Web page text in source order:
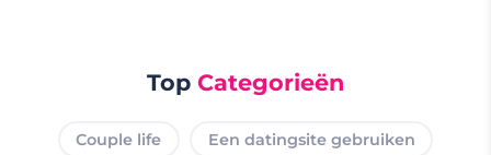
Top Categorieën
Couple life Een datingsite gebruiken